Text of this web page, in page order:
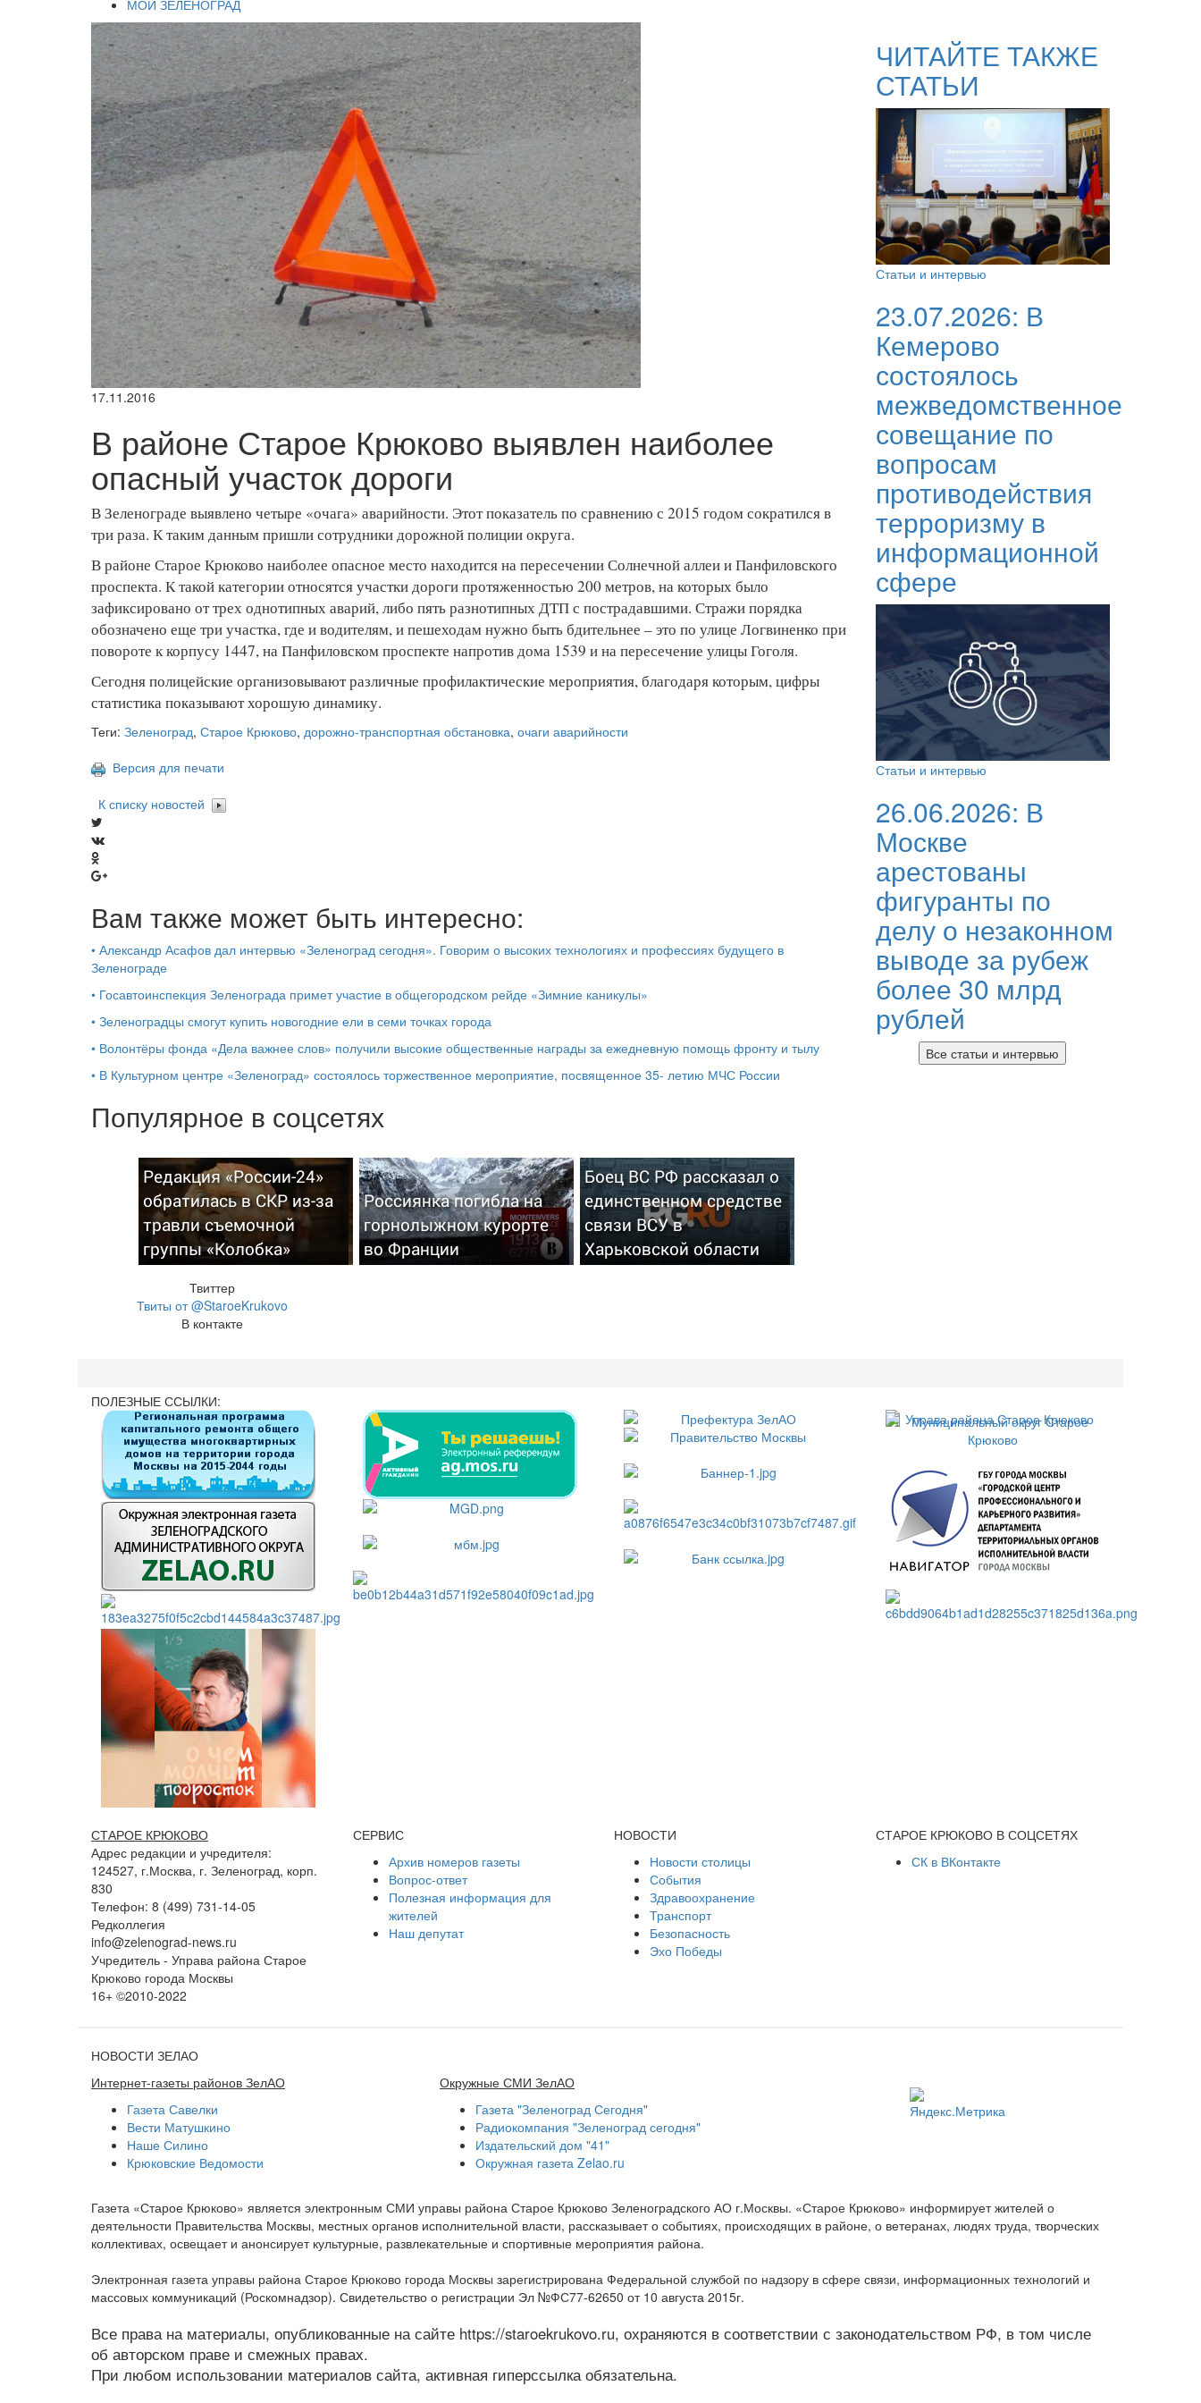
МОЙ ЗЕЛЕНОГРАД
17.11.2016
В районе Старое Крюково выявлен наиболее
опасный участок дороги
В Зеленограде выявлено четыре «очага» аварийности. Этот показатель по сравнению с 2015 годом сократился в
три раза. К таким данным пришли сотрудники дорожной полиции округа.
В районе Старое Крюково наиболее опасное место находится на пересечении Солнечной аллеи и Панфиловского
проспекта. К такой категории относятся участки дороги протяженностью 200 метров, на которых было
зафиксировано от трех однотипных аварий, либо пять разнотипных ДТП с пострадавшими. Стражи порядка
обозначено еще три участка, где и водителям, и пешеходам нужно быть бдительнее – это по улице Логвиненко при
повороте к корпусу 1447, на Панфиловском проспекте напротив дома 1539 и на пересечение улицы Гоголя.
Сегодня полицейские организовывают различные профилактические мероприятия, благодаря которым, цифры
статистика показывают хорошую динамику.
Теги: Зеленоград, Старое Крюково, дорожно-транспортная обстановка, очаги аварийности
Версия для печати
К списку новостей
Вам также может быть интересно:
• Александр Асафов дал интервью «Зеленоград сегодня». Говорим о высоких технологиях и профессиях будущего в
Зеленограде
• Госавтоинспекция Зеленограда примет участие в общегородском рейде «Зимние каникулы»
• Зеленоградцы смогут купить новогодние ели в семи точках города
• Волонтёры фонда «Дела важнее слов» получили высокие общественные награды за ежедневную помощь фронту и тылу
• В Культурном центре «Зеленоград» состоялось торжественное мероприятие, посвященное 35- летию МЧС России
Популярное в соцсетях
Редакция «России-24»
обратилась в СКР из-за
травли съемочной
группы «Колобка»
Россиянка погибла на
горнолыжном курорте
во Франции
Боец ВС РФ рассказал о
единственном средстве
связи ВСУ в
Харьковской области
Твиттер
Твиты от @StaroeKrukovo
В контакте
ЧИТАЙТЕ ТАКЖЕ
СТАТЬИ
Статьи и интервью
23.07.2026: В
Кемерово
состоялось
межведомственное
совещание по
вопросам
противодействия
терроризму в
информационной
сфере
Статьи и интервью
26.06.2026: В
Москве
арестованы
фигуранты по
делу о незаконном
выводе за рубеж
более 30 млрд
рублей
Все статьи и интервью
ПОЛЕЗНЫЕ ССЫЛКИ:
СТАРОЕ КРЮКОВО
Адрес редакции и учредителя:
124527, г.Москва, г. Зеленоград, корп.
830
Телефон: 8 (499) 731-14-05
Редколлегия
info@zelenograd-news.ru
Учредитель - Управа района Старое
Крюково города Москвы
16+ ©2010-2022
СЕРВИС
Архив номеров газеты
Вопрос-ответ
Полезная информация для
жителей
Наш депутат
НОВОСТИ
Новости столицы
События
Здравоохранение
Транспорт
Безопасность
Эхо Победы
СТАРОЕ КРЮКОВО В СОЦСЕТЯХ
СК в ВКонтакте
НОВОСТИ ЗЕЛАО
Интернет-газеты районов ЗелАО
Газета Савелки
Вести Матушкино
Наше Силино
Крюковские Ведомости
Окружные СМИ ЗелАО
Газета "Зеленоград Сегодня"
Радиокомпания "Зеленоград сегодня"
Издательский дом "41"
Окружная газета Zelao.ru
Газета «Старое Крюково» является электронным СМИ управы района Старое Крюково Зеленоградского АО г.Москвы. «Старое Крюково» информирует жителей о
деятельности Правительства Москвы, местных органов исполнительной власти, рассказывает о событиях, происходящих в районе, о ветеранах, людях труда, творческих
коллективах, освещает и анонсирует культурные, развлекательные и спортивные мероприятия района.
Электронная газета управы района Старое Крюково города Москвы зарегистрирована Федеральной службой по надзору в сфере связи, информационных технологий и
массовых коммуникаций (Роскомнадзор). Свидетельство о регистрации Эл №ФС77-62650 от 10 августа 2015г.
Все права на материалы, опубликованные на сайте https://staroekrukovo.ru, охраняются в соответствии с законодательством РФ, в том числе
об авторском праве и смежных правах.
При любом использовании материалов сайта, активная гиперссылка обязательна.